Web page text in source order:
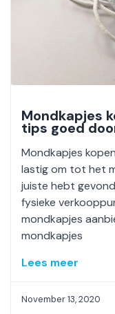
Mondkapjes
tips goed
Mondkapjes
lastig om tot het
juiste hebt
fysieke
mondkapjes
mondkapjes
Lees meer
November 13, 2020